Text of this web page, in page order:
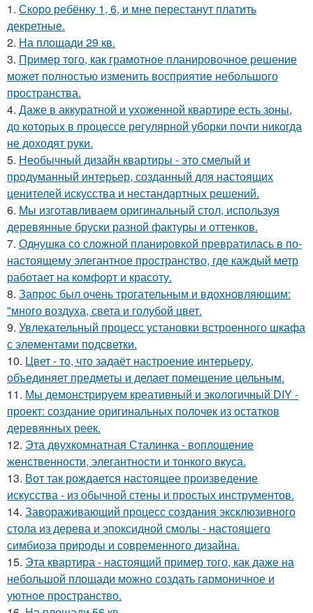
1. Скоро ребёнку 1, 6, и мне перестанут платить
декретные.
2. На площади 29 кв.
3. Пример того, как грамотное планировочное решение
может полностью изменить восприятие небольшого
пространства.
4. Даже в аккуратной и ухоженной квартире есть зоны,
до которых в процессе регулярной уборки почти никогда
не доходят руки.
5. Необычный дизайн квартиры - это смелый и
продуманный интерьер, созданный для настоящих
ценителей искусства и нестандартных решений.
6. Мы изготавливаем оригинальный стол, используя
деревянные бруски разной фактуры и оттенков.
7. Однушка со сложной планировкой превратилась в по-
настоящему элегантное пространство, где каждый метр
работает на комфорт и красоту.
8. Запрос был очень трогательным и вдохновляющим:
"много воздуха, света и голубой цвет.
9. Увлекательный процесс установки встроенного шкафа
с элементами подсветки.
10. Цвет - то, что задаёт настроение интерьеру,
объединяет предметы и делает помещение цельным.
11. Мы демонстрируем креативный и экологичный DIY -
проект: создание оригинальных полочек из остатков
деревянных реек.
12. Эта двухкомнатная Сталинка - воплощение
женственности, элегантности и тонкого вкуса.
13. Вот так рождается настоящее произведение
искусства - из обычной стены и простых инструментов.
14. Завораживающий процесс создания эксклюзивного
стола из дерева и эпоксидной смолы - настоящего
симбиоза природы и современного дизайна.
15. Эта квартира - настоящий пример того, как даже на
небольшой площади можно создать гармоничное и
уютное пространство.